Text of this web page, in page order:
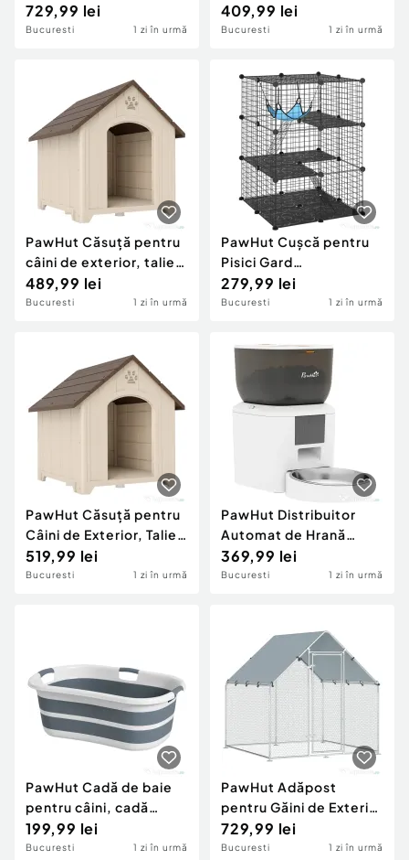
Uși, Tăviță Detașabilă și
Sistem de Închidere
729,99 lei
Bucuresti 1 zi în urmă
pentru Pisici și Câini 4L,
WiFi 2,4G, Control din
409,99 lei
Bucuresti 1 zi în urmă
PawHut Căsuță pentru
câini de exterior, talie
mare și XL, căsuță din
plastic impermeabil cu
pentru grădină, curte,
terasă, casă,
102x94x103 cm, Bej
489,99 lei
Bucuresti 1 zi în urmă
PawHut Cușcă pentru
Pisici Gard
Personalizabil pe 3
Niveluri, 105 cm, Negru
279,99 lei
Bucuresti 1 zi în urmă
PawHut Căsuță pentru
Câini de Exterior, Talie
Medie și Mare, Căsuță
din Plastic
Balcon, Terasă,
88x78x89 cm, Bej
519,99 lei
Bucuresti 1 zi în urmă
PawHut Distribuitor
Automat de Hrană
pentru Pisici 4L, WiFi
2.4G, Control App cu
369,99 lei
Bucuresti 1 zi în urmă
PawHut Cadă de baie
pentru câini, cadă
pliabilă portabilă cu
orificiu de scurgere,
199,99 lei
Bucuresti 1 zi în urmă
PawHut Adăpost
pentru Găini de Exterior
cu Acoperiș și
Încuietori, din Oțel
729,99 lei
Bucuresti 1 zi în urmă